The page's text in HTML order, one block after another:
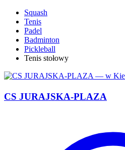
Squash
Tenis
Padel
Badminton
Pickleball
Tenis stołowy
CS JURAJSKA-PLAZA